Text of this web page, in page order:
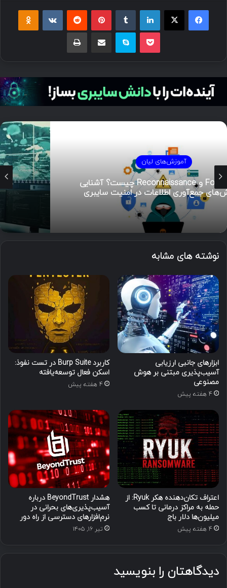
فیسبوک ایکس لینکداین پینتریست
پاکت اسکایپ چاپ
آموزش‌های لیان
هوش تهدیدات سایبری (CTI)؛ راهنمای جامع از
تحلیل تا مدیریت رخداد
نوشته های مشابه
ابزارهای جانبی ارزیابی
آسیب‌پذیری مبتنی بر هوش
مصنوعی
4 هفته پیش
کاربرد Burp Suite در تست نفوذ:
اسکن فعال توسعه‌یافته
4 هفته پیش
اعتراف تکان‌دهنده هکر Ryuk: از
حمله به مراکز درمانی تا کسب
میلیون‌ها دلار باج
4 هفته پیش
هشدار BeyondTrust درباره
آسیب‌پذیری‌های بحرانی در
نرم‌افزارهای دسترسی از راه دور
تیر ۱۶, ۱۴۰۵
دیدگاهتان را بنویسید